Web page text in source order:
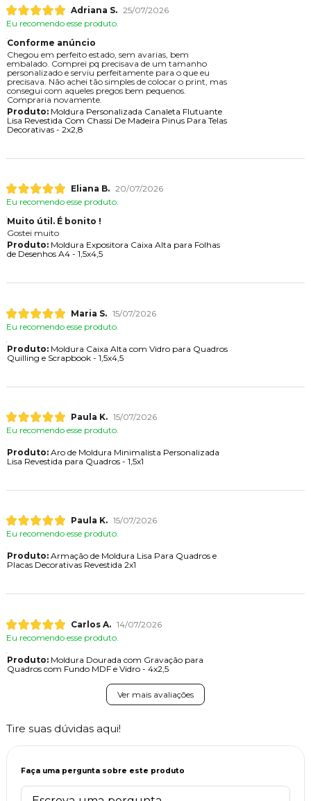
Adriana S. 25/07/2026
Eu recomendo esse produto.
Conforme anúncio
Chegou em perfeito estado, sem avarias, bem
embalado. Comprei pq precisava de um tamanho
personalizado e serviu perfeitamente para o que eu
precisava. Não achei tão simples de colocar o print, mas
consegui com aqueles pregos bem pequenos.
Compraria novamente.
Produto:Moldura Personalizada Canaleta Flutuante
Lisa Revestida Com Chassi De Madeira Pinus Para Telas
Decorativas - 2x2,8
Eliana B. 20/07/2026
Eu recomendo esse produto.
Muito útil. É bonito !
Gostei muito
Produto:Moldura Expositora Caixa Alta para Folhas
de Desenhos A4 - 1,5x4,5
Maria S. 15/07/2026
Eu recomendo esse produto.
Produto:Moldura Caixa Alta com Vidro para Quadros
Quilling e Scrapbook - 1,5x4,5
Paula K. 15/07/2026
Eu recomendo esse produto.
Produto:Aro de Moldura Minimalista Personalizada
Lisa Revestida para Quadros - 1,5x1
Paula K. 15/07/2026
Eu recomendo esse produto.
Produto:Armação de Moldura Lisa Para Quadros e
Placas Decorativas Revestida 2x1
Carlos A. 14/07/2026
Eu recomendo esse produto.
Produto:Moldura Dourada com Gravação para
Quadros com Fundo MDF e Vidro - 4x2,5
Ver mais avaliações
Tire suas dúvidas aqui!
Faça uma pergunta sobre este produto